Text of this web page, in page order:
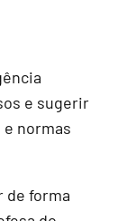
e sugerir
normas
de forma